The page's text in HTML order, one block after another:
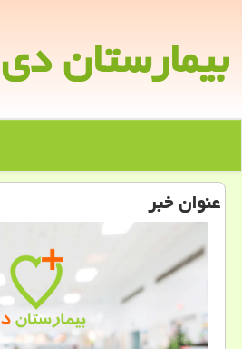
بیمارستان دی
عنوان خبر